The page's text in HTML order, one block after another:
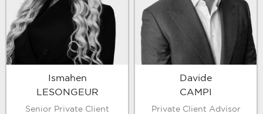
Ismahen
LESONGEUR
Senior Private Client
Davide
CAMPI
Private Client Advisor